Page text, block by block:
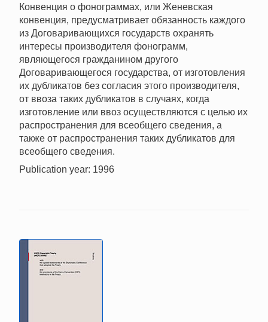
Конвенция о фонограммах, или Женевская
конвенция, предусматривает обязанность каждого
из Договаривающихся государств охранять
интересы производителя фонограмм,
являющегося гражданином другого
Договаривающегося государства, от изготовления
их дубликатов без согласия этого производителя,
от ввоза таких дубликатов в случаях, когда
изготовление или ввоз осуществляются с целью их
распространения для всеобщего сведения, а
также от распространения таких дубликатов для
всеобщего сведения.
Publication year: 1996